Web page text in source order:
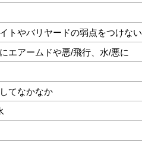
トやバリヤードの弱点をつけない
エアームドや悪/飛行、水/悪に
てなかなか